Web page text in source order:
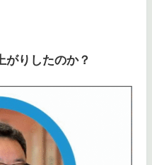
がりしたのか？